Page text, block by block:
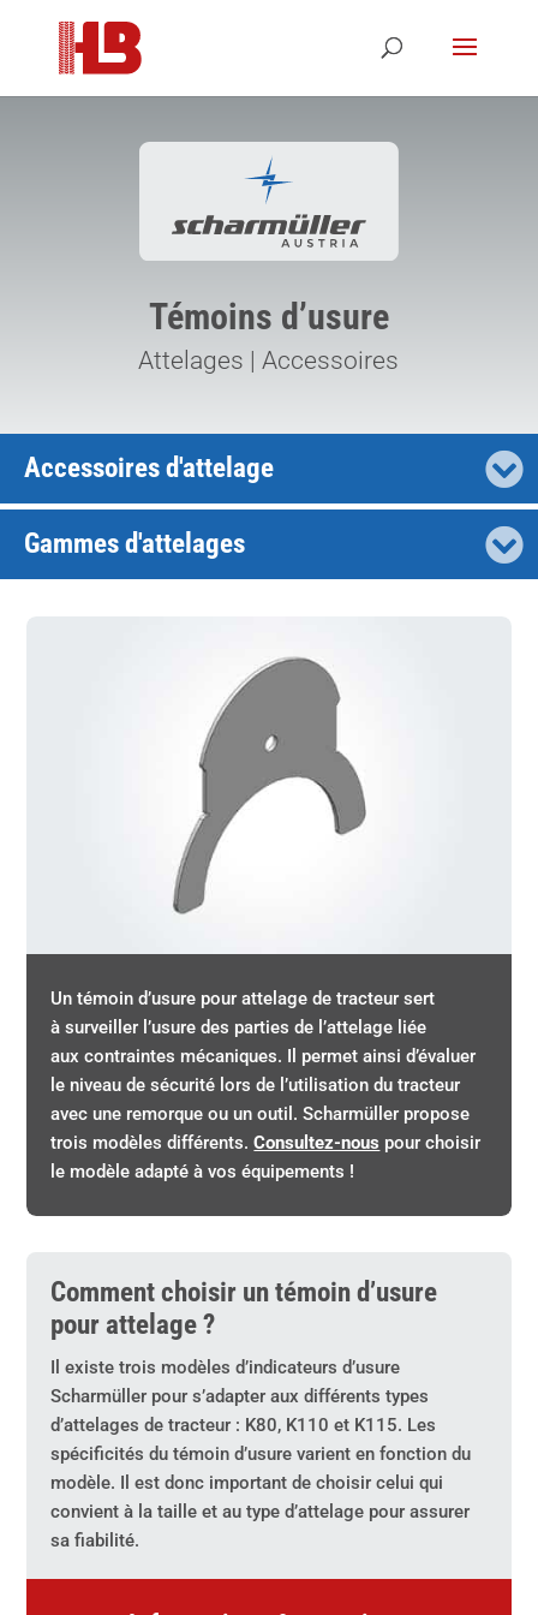
Témoins d’usure
Attelages | Accessoires
Accessoires d'attelage
Gammes d'attelages
Un témoin d’usure pour attelage de tracteur sert
à surveiller l’usure des parties de l’attelage liée
aux contraintes mécaniques. Il permet ainsi d’évaluer
le niveau de sécurité lors de l’utilisation du tracteur
avec une remorque ou un outil. Scharmüller propose
trois modèles différents.Consultez-nous pour choisir
le modèle adapté à vos équipements !
Comment choisir un témoin d’usure
pour attelage ?
Il existe trois modèles d’indicateurs d’usure
Scharmüller pour s’adapter aux différents types
d’attelages de tracteur : K80, K110 et K115. Les
spécificités du témoin d’usure varient en fonction du
modèle. Il est donc important de choisir celui qui
convient à la taille et au type d’attelage pour assurer
sa fiabilité.